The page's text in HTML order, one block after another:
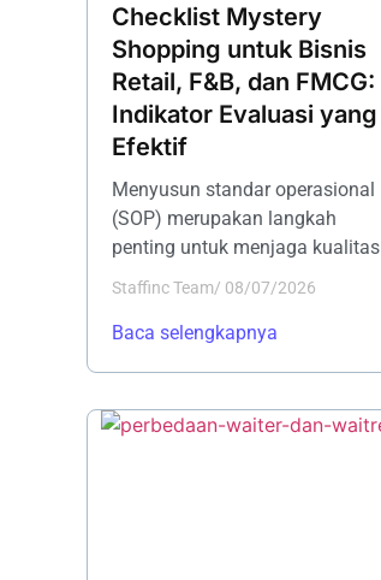
Checklist Mystery
Shopping untuk Bisnis
Retail, F&B, dan FMCG:
Indikator Evaluasi yang
Efektif
Menyusun standar operasional
(SOP) merupakan langkah
penting untuk menjaga kualitas
Staffinc Team/ 08/07/2026
Baca selengkapnya